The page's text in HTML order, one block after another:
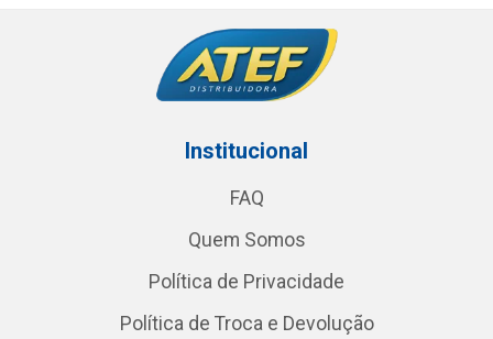
Institucional
FAQ
Quem Somos
Política de Privacidade
Política de Troca e Devolução